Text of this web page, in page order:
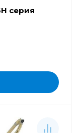
серия